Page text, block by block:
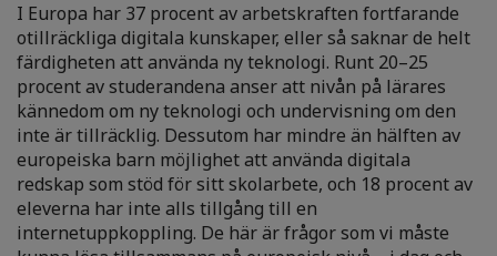
I Europa har 37 procent av arbetskraften fortfarande
otillräckliga digitala kunskaper, eller så saknar de helt
färdigheten att använda ny teknologi. Runt 20–25
procent av studerandena anser att nivån på lärares
kännedom om ny teknologi och undervisning om den
inte är tillräcklig. Dessutom har mindre än hälften av
europeiska barn möjlighet att använda digitala
redskap som stöd för sitt skolarbete, och 18 procent av
eleverna har inte alls tillgång till en
internetuppkoppling. De här är frågor som vi måste